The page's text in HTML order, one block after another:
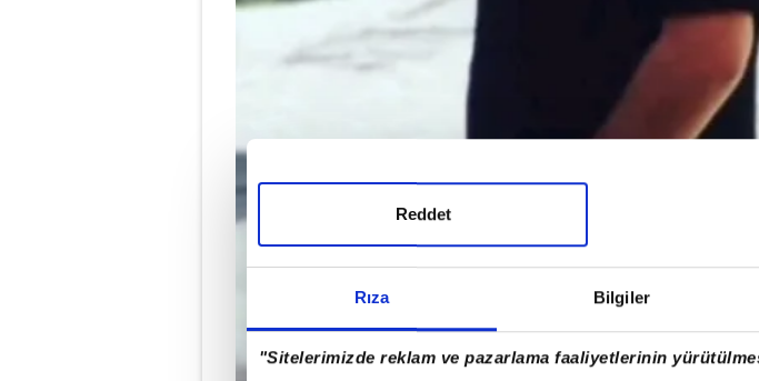
Rıza Bilgiler
"Sitelerimizde reklam ve pazarlama faaliyetlerinin
Reddet